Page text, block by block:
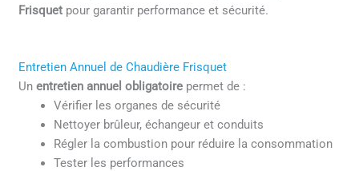
Frisquet pour garantir performance et sécurité.
Entretien Annuel de Chaudière Frisquet
Unentretien annuel obligatoire permet de :
Vérifier les organes de sécurité
Nettoyer brûleur, échangeur et conduits
Régler la combustion pour réduire la consommation
Tester les performances